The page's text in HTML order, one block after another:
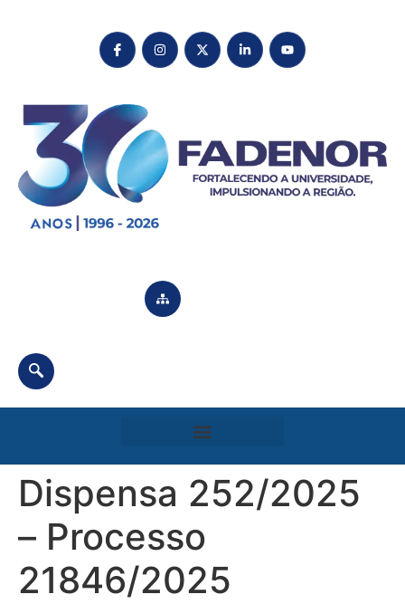
Dispensa 252/2025
– Processo
21846/2025